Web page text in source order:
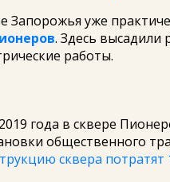
Запорожья уже
. Здесь высадили
работы.
года в сквере
общественного
сквера потратят